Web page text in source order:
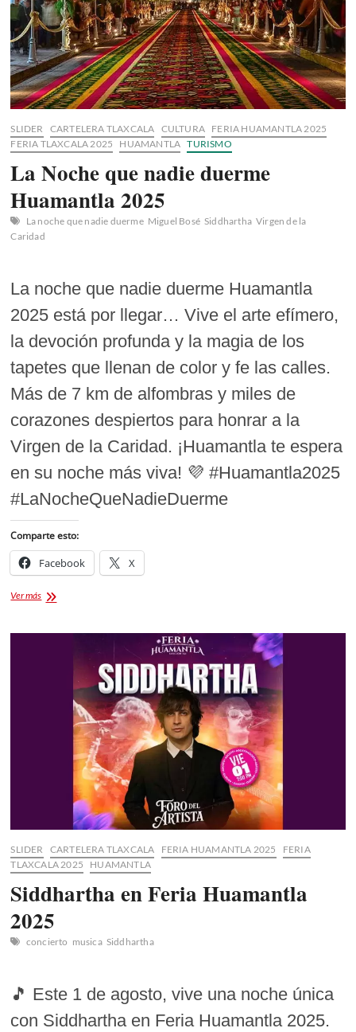
SLIDER CARTELERA TLAXCALA CULTURA FERIA HUAMANTLA 2025
FERIA TLAXCALA 2025
HUAMANTLA TURISMO
La Noche que nadie duerme
Huamantla 2025
La noche que nadie duerme Miguel Bosé Siddhartha Virgen de la
Caridad
La noche que nadie duerme Huamantla
2025 está por llegar… Vive el arte efímero,
la devoción profunda y la magia de los
tapetes que llenan de color y fe las calles.
Más de 7 km de alfombras y miles de
corazones despiertos para honrar a la
Virgen de la Caridad. ¡Huamantla te espera
en su noche más viva! 💜 #Huamantla2025
#LaNocheQueNadieDuerme
Comparte esto:
Facebook X
Ver másLa
SLIDER CARTELERA TLAXCALA FERIA HUAMANTLA 2025
FERIA
TLAXCALA 2025
HUAMANTLA
Siddhartha en Feria Huamantla
2025
concierto musica Siddhartha
🎵 Este 1 de agosto, vive una noche única
con Siddhartha en Feria Huamantla 2025.